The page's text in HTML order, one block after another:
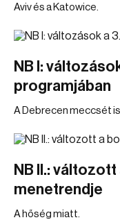
Aviv és a Katowice.
NB I:
programjában
A Debrecen meccsét
NB II.:
menetrendje
A hőség miatt.